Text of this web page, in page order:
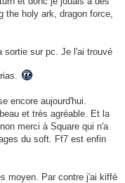
holy ark, dragon force,
sortie sur pc. Je l'ai trouvé
encore aujourd'hui.
et très agréable. Et la
merci à Square qui n'a
du soft. Ff7 est enfin
moyen. Par contre j'ai kiffé